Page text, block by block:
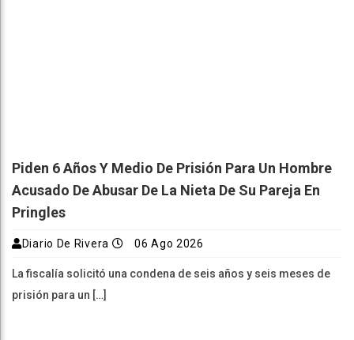
Piden 6 Años Y Medio De Prisión Para Un Hombre
Acusado De Abusar De La Nieta De Su Pareja En
Pringles
Diario De Rivera 06 Ago 2026
La fiscalía solicitó una condena de seis años y seis meses de
prisión para un […]